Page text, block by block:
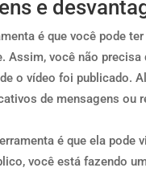
e
é que você pode
Assim, você não
o vídeo foi publicado.
de mensagens ou
é que ela
você está fazendo